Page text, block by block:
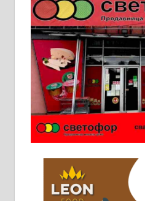
Ало таксију
категоријом. 064/
Потребна два
стоваришту
Алексинцу.
информација
стовариште у
Горког 26 сваког
8 до 15 часова. 063/
Чистим све
061/32-13-445